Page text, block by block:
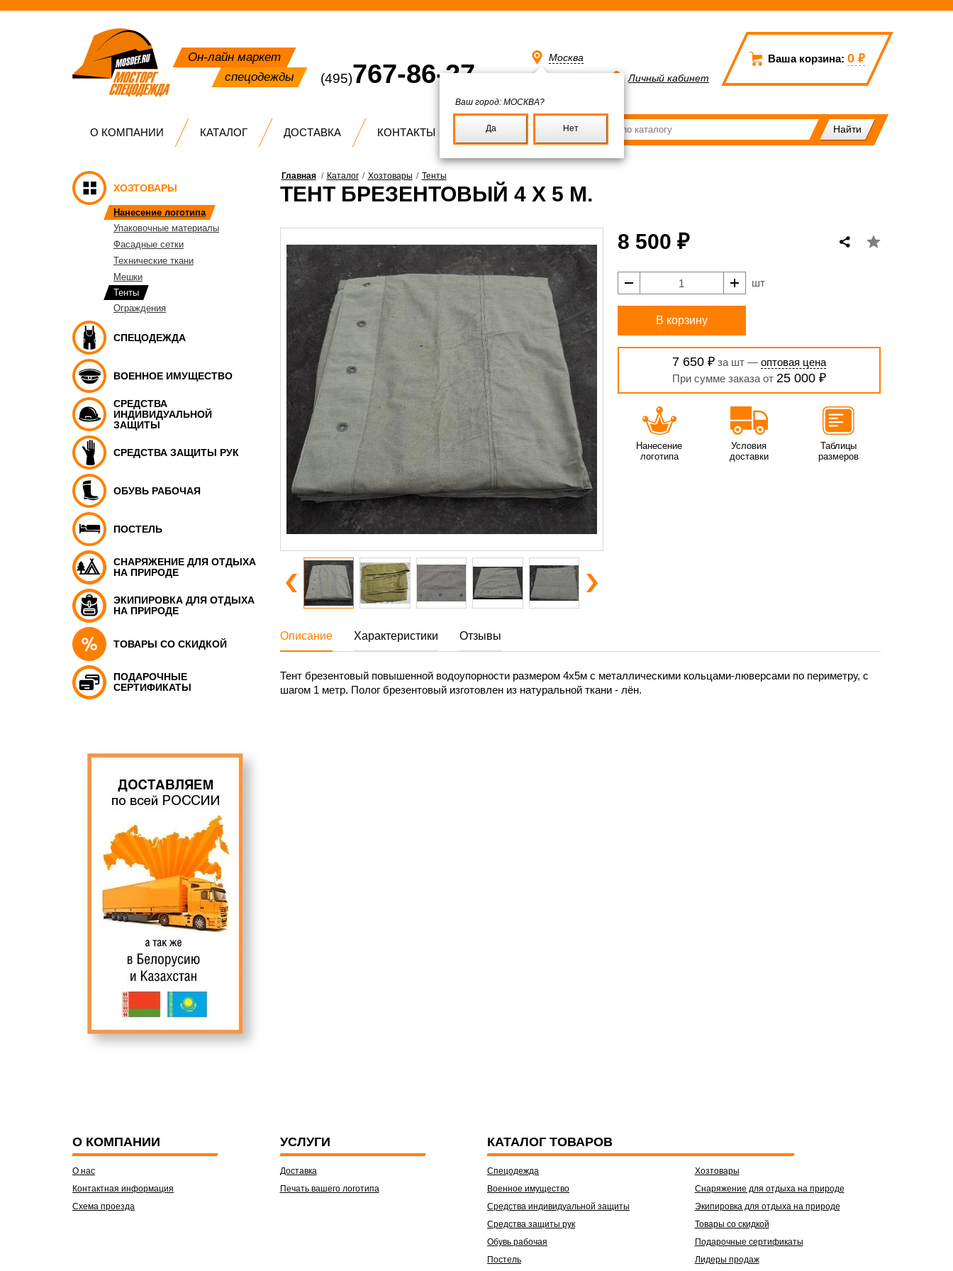
Он-лайн маркет
спецодежды
(495)767-86-27
Ваша корзина: 0 ₽
Москва
Ваш город: МОСКВА?
Да Нет
Личный кабинет
О КОМПАНИИ КАТАЛОГ ДОСТАВКА КОНТАКТЫ
ХОЗТОВАРЫ
Нанесение логотипа
Упаковочные материалы
Фасадные сетки
Технические ткани
Мешки
Тенты
Ограждения
СПЕЦОДЕЖДА
ВОЕННОЕ ИМУЩЕСТВО
СРЕДСТВА
ИНДИВИДУАЛЬНОЙ
ЗАЩИТЫ
СРЕДСТВА ЗАЩИТЫ РУК
ОБУВЬ РАБОЧАЯ
ПОСТЕЛЬ
СНАРЯЖЕНИЕ ДЛЯ ОТДЫХА
НА ПРИРОДЕ
ЭКИПИРОВКА ДЛЯ ОТДЫХА
НА ПРИРОДЕ
ТОВАРЫ СО СКИДКОЙ
ПОДАРОЧНЫЕ
СЕРТИФИКАТЫ
Главная / Каталог / Хозтовары / Тенты
ТЕНТ БРЕЗЕНТОВЫЙ 4 X 5 М.
8 500 ₽
шт
В корзину
7 650 ₽за шт — оптовая цена
При сумме заказа от 25 000 ₽
Описание Характеристики Отзывы
Тент брезентовый повышенной водоупорности размером 4x5м с металлическими кольцами-люверсами по периметру, с
шагом 1 метр. Полог брезентовый изготовлен из натуральной ткани - лён.
Нанесение
логотипа
Условия
доставки
Таблицы
размеров
О КОМПАНИИ
О нас
Контактная информация
Схема проезда
УСЛУГИ
Доставка
Печать вашего логотипа
КАТАЛОГ ТОВАРОВ
Спецодежда
Военное имущество
Средства индивидуальной защиты
Средства защиты рук
Обувь рабочая
Постель
Хозтовары
Снаряжение для отдыха на природе
Экипировка для отдыха на природе
Товары со скидкой
Подарочные сертификаты
Лидеры продаж